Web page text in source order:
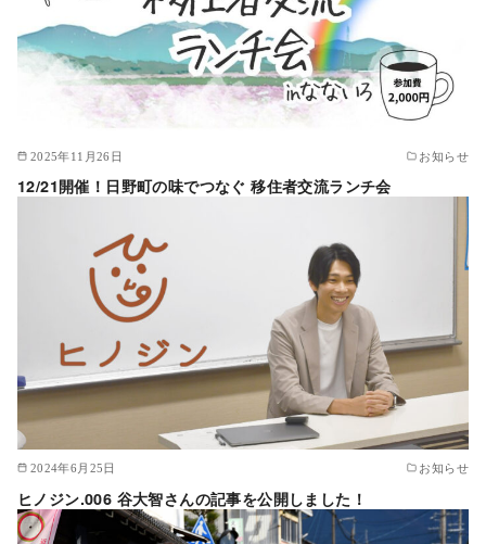
2025年11月26日 お知らせ
12/21開催！日野町の味でつなぐ 移住者交流ランチ会
2024年6月25日 お知らせ
ヒノジン.006 谷大智さんの記事を公開しました！